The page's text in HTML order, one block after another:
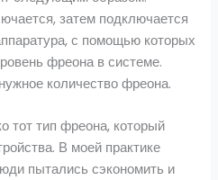
затем подключается
с помощью которых
фреона в системе.
количество фреона.
тот тип фреона, который
В моей практике
пытались сэкономить и